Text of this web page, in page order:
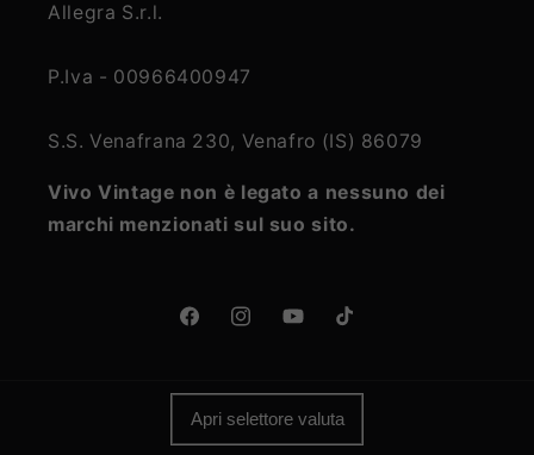
Allegra S.r.l.
P.Iva - 00966400947
S.S. Venafrana 230, Venafro (IS) 86079
Vivo Vintage non è legato a nessuno dei
marchi menzionati sul suo sito.
FacebookInstagramYouTubeTikTok
Apri selettore valuta